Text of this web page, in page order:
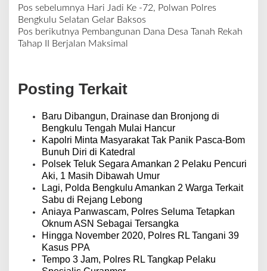
N
a
v
a
s
Pos sebelumnya Hari Jadi Ke -72, Polwan Polres
Bengkulu Selatan Gelar Baksos
Pos berikutnya Pembangunan Dana Desa Tanah Rekah
Tahap II Berjalan Maksimal
Posting Terkait
Baru Dibangun, Drainase dan Bronjong di
Bengkulu Tengah Mulai Hancur
Kapolri Minta Masyarakat Tak Panik Pasca-Bom
Bunuh Diri di Katedral
Polsek Teluk Segara Amankan 2 Pelaku Pencuri
Aki, 1 Masih Dibawah Umur
Lagi, Polda Bengkulu Amankan 2 Warga Terkait
Sabu di Rejang Lebong
Aniaya Panwascam, Polres Seluma Tetapkan
Oknum ASN Sebagai Tersangka
Hingga November 2020, Polres RL Tangani 39
Kasus PPA
Tempo 3 Jam, Polres RL Tangkap Pelaku